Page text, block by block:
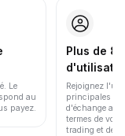
Le
au
payez.
Plus de
Rejoignez
principales
d'échange au
termes de
trading et de